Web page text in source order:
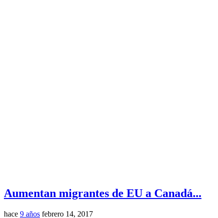
Aumentan migrantes de EU a Canadá...
hace 9 años febrero 14, 2017